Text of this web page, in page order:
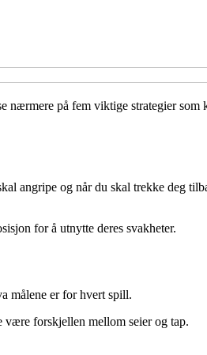
på fem viktige strategier som
angripe og når du skal trekke deg
for å utnytte deres svakheter.
målene er for hvert spill.
være forskjellen mellom seier og tap.